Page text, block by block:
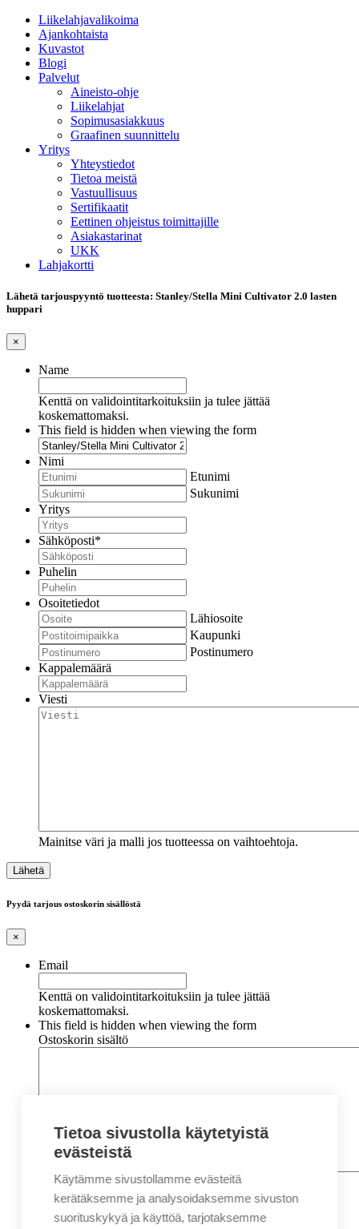
Liikelahjavalikoima
Ajankohtaista
Kuvastot
Blogi
Palvelut
Aineisto-ohje
Liikelahjat
Sopimusasiakkuus
Graafinen suunnittelu
Yritys
Yhteystiedot
Tietoa meistä
Vastuullisuus
Sertifikaatit
Eettinen ohjeistus toimittajille
Asiakastarinat
UKK
Lahjakortti
Lähetä tarjouspyyntö tuotteesta: Stanley/Stella Mini Cultivator 2.0 lasten
huppari
×
Name
Kenttä on validointitarkoituksiin ja tulee jättää
koskemattomaksi.
This field is hidden when viewing the form
Nimi
Etunimi
Sukunimi
Yritys
Sähköposti*
Puhelin
Osoitetiedot
Lähiosoite
Kaupunki
Postinumero
Kappalemäärä
Viesti
Mainitse väri ja malli jos tuotteessa on vaihtoehtoja.
Pyydä tarjous ostoskorin sisällöstä
×
Email
Kenttä on validointitarkoituksiin ja tulee jättää
koskemattomaksi.
This field is hidden when viewing the form
Ostoskorin sisältö
Nimi*
Etunimi
Sukunimi
Tietoa sivustolla käytetyistä
evästeistä
Käytämme sivustollamme evästeitä
kerätäksemme ja analysoidaksemme sivuston
suorituskykyä ja käyttöä, tarjotaksemme